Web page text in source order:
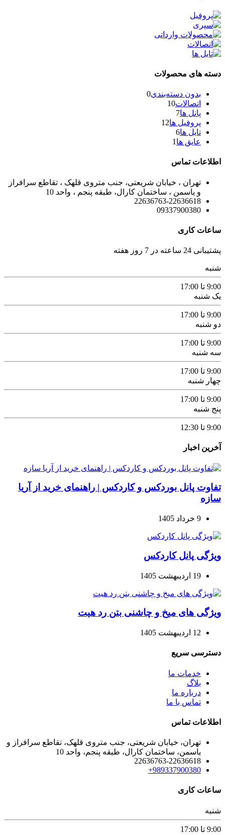
دسته های محصولات
بدون دسته‌بندی0
اتصالات10
پانل ها7
پروفیل ها12
تایل ها6
عایق ها 1
اطلاعات تماس
تهران ، خیابان شریعتی، جنب متروی قلهک ، تقاطع سرافراز
و یاسمن ، ساختمان کارال، طبقه پنجم ، واحد 10
22636763-22636618
09337900380
ساعات کاری
پشتیبانی 24 ساعته در 7 روز هفته
شنبه
9:00 تا 17:00
یک شنبه
9:00 تا 17:00
دو شنبه
9:00 تا 17:00
سه شنبه
9:00 تا 17:00
چهار شنبه
9:00 تا 17:00
پنج شنبه
9:00 تا 12:30
آخرین اخبار
تفاوت پانل بوردکس و کاردکس | راهنمای خرید از آریا
سازه
9 خرداد 1405
ویژگی پانل کاردکس
19 اردیبهشت 1405
ویژگی های میخ و چاشنی بتن رد هیت
12 اردیبهشت 1405
دسترسی سریع
خدمات ما
بلاگ
درباره ما
تماس با ما
اطلاعات تماس
تهران، خیابان شریعتی، جنب متروی قلهک، تقاطع سرافراز و
یاسمن، ساختمان کارال، طبقه پنجم، واحد 10
22636763-22636618
989337900380+
ساعات کاری
شنبه
9:00 تا 17:00